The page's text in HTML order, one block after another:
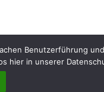
Benutzerführung
hier in unserer